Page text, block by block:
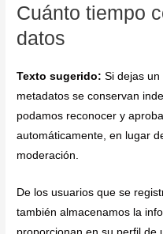
Cuánto tiempo
datos
Texto sugerido:Si dejas
metadatos se conservan
podamos reconocer y
automáticamente, en lugar
moderación.
De los usuarios que se
también almacenamos la